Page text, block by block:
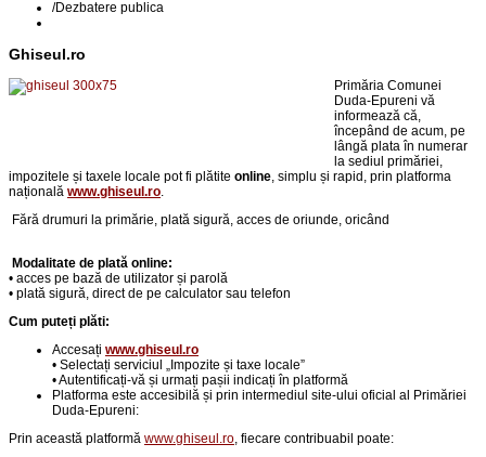
/Dezbatere publica
Ghiseul.ro
Primăria Comunei
Duda-Epureni vă
informează că,
începând de acum, pe
lângă plata în numerar
la sediul primăriei,
impozitele și taxele locale pot fi plătite online, simplu și rapid, prin platforma
națională www.ghiseul.ro.
Fără drumuri la primărie, p lată sigură, acces de oriunde, oricând
Modalitate de plată online:
• acces pe bază de utilizator și parolă
• plată sigură, direct de pe calculator sau telefon
Cum puteți plăti:
Accesați www.ghiseul.ro
• Selectați serviciul „Impozite și taxe locale”
• Autentificați-vă și urmați pașii indicați în platformă
Platforma este accesibilă și prin intermediul site-ului oficial al Primăriei
Duda-Epureni:
Prin această platformă www.ghiseul.ro, fiecare contribuabil poate: